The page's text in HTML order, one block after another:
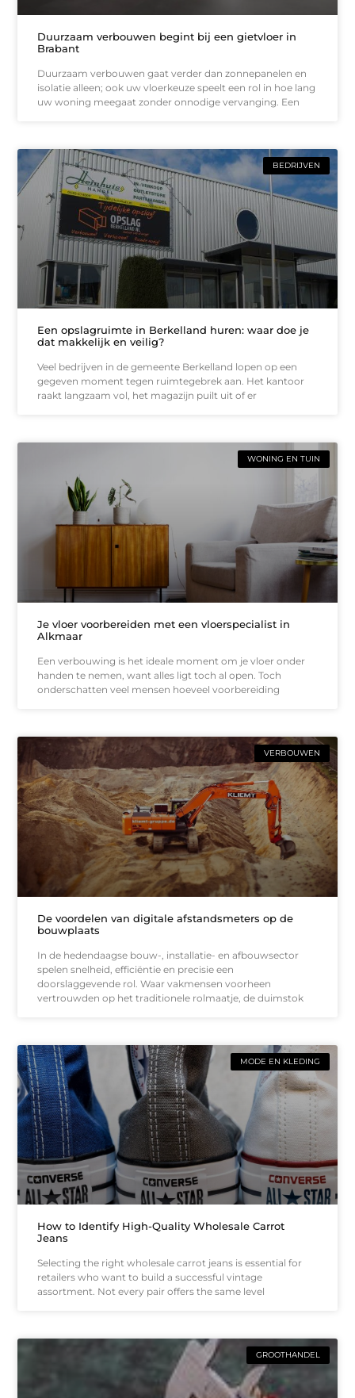
Duurzaam verbouwen begint bij een gietvloer in
Brabant
Duurzaam verbouwen gaat verder dan zonnepanelen en
isolatie alleen; ook uw vloerkeuze speelt een rol in hoe lang
uw woning meegaat zonder onnodige vervanging. Een
BEDRIJVEN
Een opslagruimte in Berkelland huren: waar doe je
dat makkelijk en veilig?
Veel bedrijven in de gemeente Berkelland lopen op een
gegeven moment tegen ruimtegebrek aan. Het kantoor
raakt langzaam vol, het magazijn puilt uit of er
WONING EN TUIN
Je vloer voorbereiden met een vloerspecialist in
Alkmaar
Een verbouwing is het ideale moment om je vloer onder
handen te nemen, want alles ligt toch al open. Toch
onderschatten veel mensen hoeveel voorbereiding
VERBOUWEN
De voordelen van digitale afstandsmeters op de
bouwplaats
In de hedendaagse bouw-, installatie- en afbouwsector
spelen snelheid, efficiëntie en precisie een
doorslaggevende rol. Waar vakmensen voorheen
vertrouwden op het traditionele rolmaatje, de duimstok
MODE EN KLEDING
How to Identify High-Quality Wholesale Carrot
Jeans
Selecting the right wholesale carrot jeans is essential for
retailers who want to build a successful vintage
assortment. Not every pair offers the same level
GROOTHANDEL